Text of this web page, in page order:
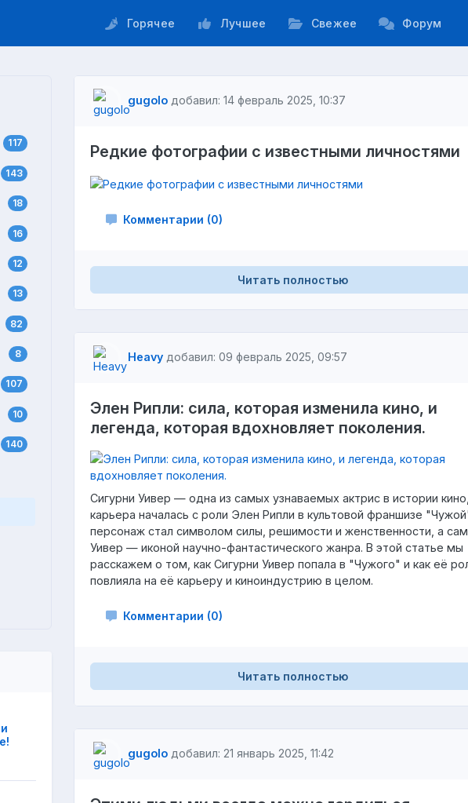
Горячее Лучшее Свежее Форум
117
143
18
16
12
13
82
8
107
10
140
gugolo добавил: 14 февраль 2025, 10:37
Редкие фотографии с известными личностями
Комментарии (0)
Читать полностью
Heavy добавил: 09 февраль 2025, 09:57
Элен Рипли: сила, которая изменила кино, и
легенда, которая вдохновляет поколения.
Сигурни Уивер — одна из самых узнаваемых актрис в истории
карьера началась с роли Элен Рипли в культовой франшизе
персонаж стал символом силы, решимости и женственности, а
Уивер — иконой научно-фантастического жанра. В этой статье мы
расскажем о том, как Сигурни Уивер попала в "Чужого" и как её
повлияла на её карьеру и киноиндустрию в целом.
Комментарии (0)
Читать полностью
gugolo добавил: 21 январь 2025, 11:42